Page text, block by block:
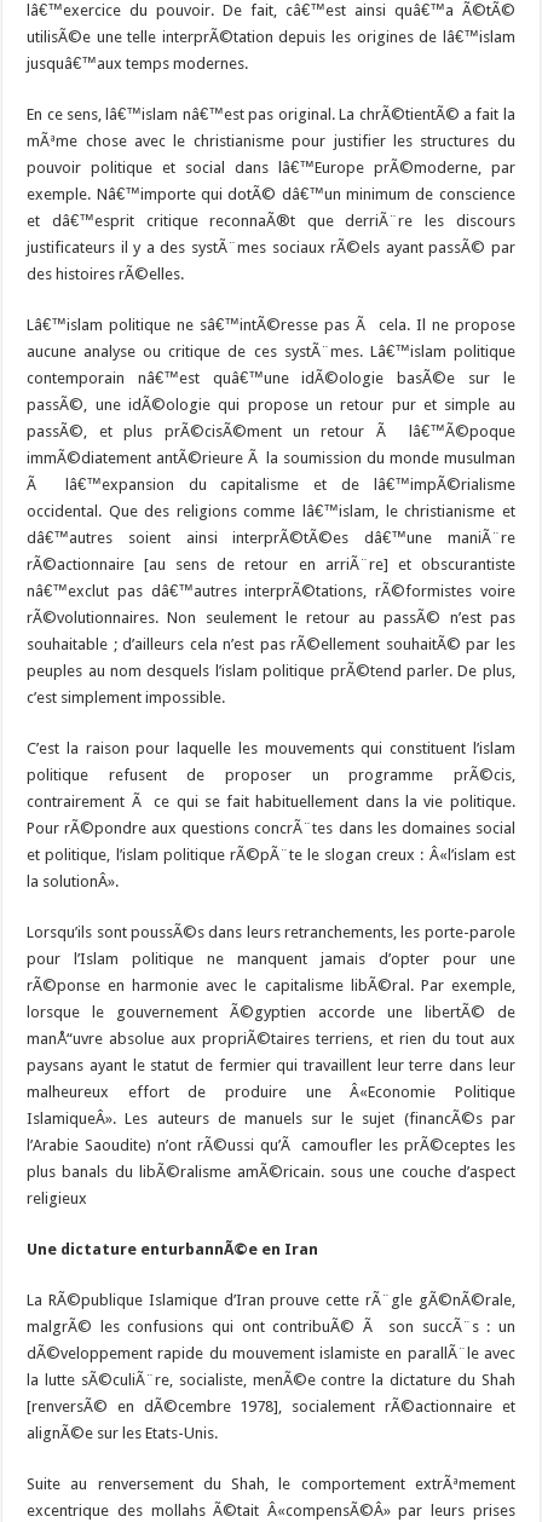
lâ€™exercice du pouvoir. De fait, câ€™est ainsi quâ€™a Ã©tÃ©
utilisÃ©e une telle interprÃ©tation depuis les origines de lâ€™islam
jusquâ€™aux temps modernes.
En ce sens, lâ€™islam nâ€™est pas original. La chrÃ©tientÃ© a fait la
mÃªme chose avec le christianisme pour justifier les structures du
pouvoir politique et social dans lâ€™Europe prÃ©moderne, par
exemple. Nâ€™importe qui dotÃ© dâ€™un minimum de conscience
et dâ€™esprit critique reconnaÃ®t que derriÃ¨re les discours
justificateurs il y a des systÃ¨mes sociaux rÃ©els ayant passÃ© par
des histoires rÃ©elles.
Lâ€™islam politique ne sâ€™intÃ©resse pas Ã cela. Il ne propose
aucune analyse ou critique de ces systÃ¨mes. Lâ€™islam politique
contemporain nâ€™est quâ€™une idÃ©ologie basÃ©e sur le
passÃ©, une idÃ©ologie qui propose un retour pur et simple au
passÃ©, et plus prÃ©cisÃ©ment un retour Ã lâ€™Ã©poque
immÃ©diatement antÃ©rieure Ã la soumission du monde musulman
Ã lâ€™expansion du capitalisme et de lâ€™impÃ©rialisme
occidental. Que des religions comme lâ€™islam, le christianisme et
dâ€™autres soient ainsi interprÃ©tÃ©es dâ€™une maniÃ¨re
rÃ©actionnaire [au sens de retour en arriÃ¨re] et obscurantiste
nâ€™exclut pas dâ€™autres interprÃ©tations, rÃ©formistes voire
rÃ©volutionnaires. Non seulement le retour au passÃ© n’est pas
souhaitable ; d’ailleurs cela n’est pas rÃ©ellement souhaitÃ© par les
peuples au nom desquels l’islam politique prÃ©tend parler. De plus,
c’est simplement impossible.
C’est la raison pour laquelle les mouvements qui constituent l’islam
politique refusent de proposer un programme prÃ©cis,
contrairement Ã ce qui se fait habituellement dans la vie politique.
Pour rÃ©pondre aux questions concrÃ¨tes dans les domaines social
et politique, l’islam politique rÃ©pÃ¨te le slogan creux : Â«l’islam est
la solutionÂ».
Lorsqu’ils sont poussÃ©s dans leurs retranchements, les porte-parole
pour l’Islam politique ne manquent jamais d’opter pour une
rÃ©ponse en harmonie avec le capitalisme libÃ©ral. Par exemple,
lorsque le gouvernement Ã©gyptien accorde une libertÃ© de
manÅ“uvre absolue aux propriÃ©taires terriens, et rien du tout aux
paysans ayant le statut de fermier qui travaillent leur terre dans leur
malheureux effort de produire une Â«Economie Politique
IslamiqueÂ». Les auteurs de manuels sur le sujet (financÃ©s par
l’Arabie Saoudite) n’ont rÃ©ussi qu’Ã camoufler les prÃ©ceptes les
plus banals du libÃ©ralisme amÃ©ricain. sous une couche d’aspect
religieux
Une dictature enturbannÃ©e en Iran
La RÃ©publique Islamique d’Iran prouve cette rÃ¨gle gÃ©nÃ©rale,
malgrÃ© les confusions qui ont contribuÃ© Ã son succÃ¨s : un
dÃ©veloppement rapide du mouvement islamiste en parallÃ¨le avec
la lutte sÃ©culiÃ¨re, socialiste, menÃ©e contre la dictature du Shah
[renversÃ© en dÃ©cembre 1978], socialement rÃ©actionnaire et
alignÃ©e sur les Etats-Unis.
Suite au renversement du Shah, le comportement extrÃªmement
excentrique des mollahs Ã©tait Â«compensÃ©Â» par leurs prises